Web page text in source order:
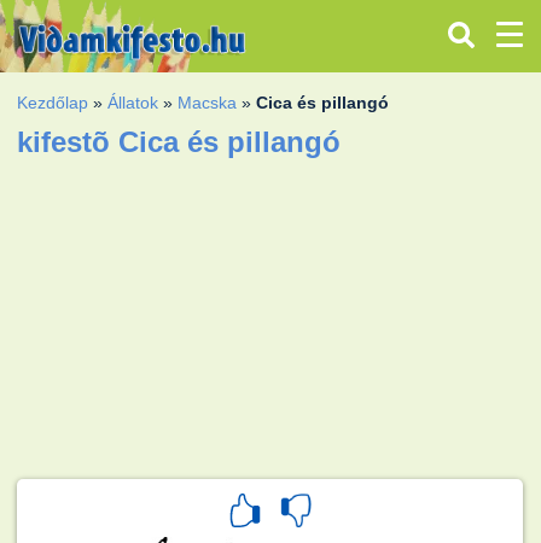
Kezdőlap »Állatok » Macska »Cica és pillangó
kifestõ Cica és pillangó